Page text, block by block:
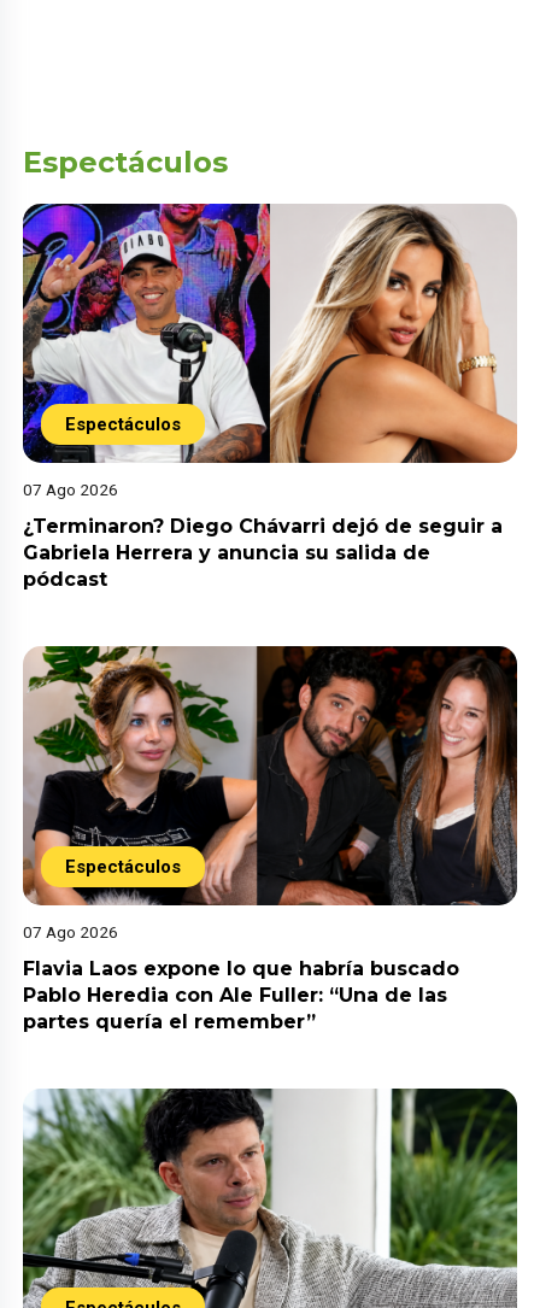
Espectáculos
Espectáculos
07 Ago 2026
¿Terminaron? Diego Chávarri dejó de seguir a
Gabriela Herrera y anuncia su salida de
pódcast
Espectáculos
07 Ago 2026
Flavia Laos expone lo que habría buscado
Pablo Heredia con Ale Fuller: “Una de las
partes quería el remember”